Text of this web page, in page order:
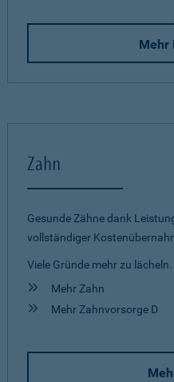
Mehr
Zahn
Gesunde Zähne dank
vollständiger
Viele Gründe mehr zu lächeln.
Mehr Zahn
Mehr Zahnvorsorge D